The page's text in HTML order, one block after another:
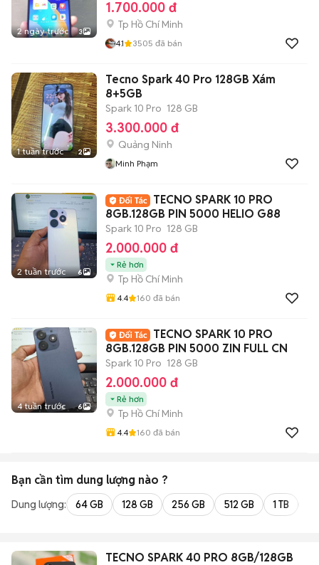
2 ngày trước 3
1.700.000 đ
Tp Hồ Chí Minh
4.1 3505 đã bán
1 tuần trước 2
Tecno Spark 40 Pro 128GB Xám
8+5GB
Spark 10 Pro 128 GB
3.300.000 đ
Quảng Ninh
Minh Phạm
2 tuần trước 6
TECNO SPARK 10 PRO
8GB.128GB PIN 5000 HELIO G88
Spark 10 Pro 128 GB
2.000.000 đ
Rẻ hơn
Tp Hồ Chí Minh
4.4 160 đã bán
4 tuần trước 6
TECNO SPARK 10 PRO
8GB.128GB PIN 5000 ZIN FULL CN
Spark 10 Pro 128 GB
2.000.000 đ
Rẻ hơn
Tp Hồ Chí Minh
4.4 160 đã bán
Bạn cần tìm dung lượng nào ?
Dung lượng: 64 GB 128 GB 256 GB 512 GB 1 TB
TECNO SPARK 40 PRO 8GB/128GB